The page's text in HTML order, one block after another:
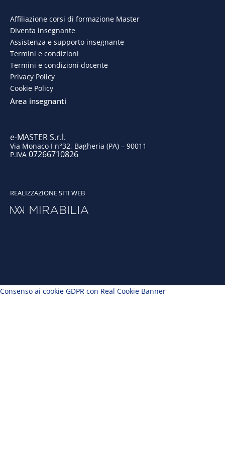
e
b
o
k
k
e
d
t
Affiliazione corsi di formazione Master
Diventa insegnante
Assistenza e supporto insegnante
Termini e condizioni
Termini e condizioni docente
Privacy Policy
Cookie Policy
Area insegnanti
e-MASTER S.r.l.
Via Monaco I n°32, Bagheria (PA) – 90011
P.IVA 07266710826
REALIZZAZIONE SITI WEB
Consenso ai cookie GDPR con Real Cookie Banner